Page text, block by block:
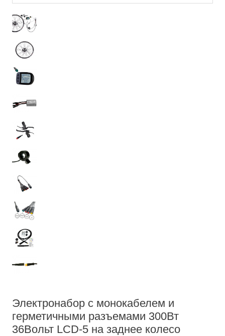
Электронабор с монокабелем и
герметичными разъемами 300Вт
36Вольт LCD-5 на заднее колесо